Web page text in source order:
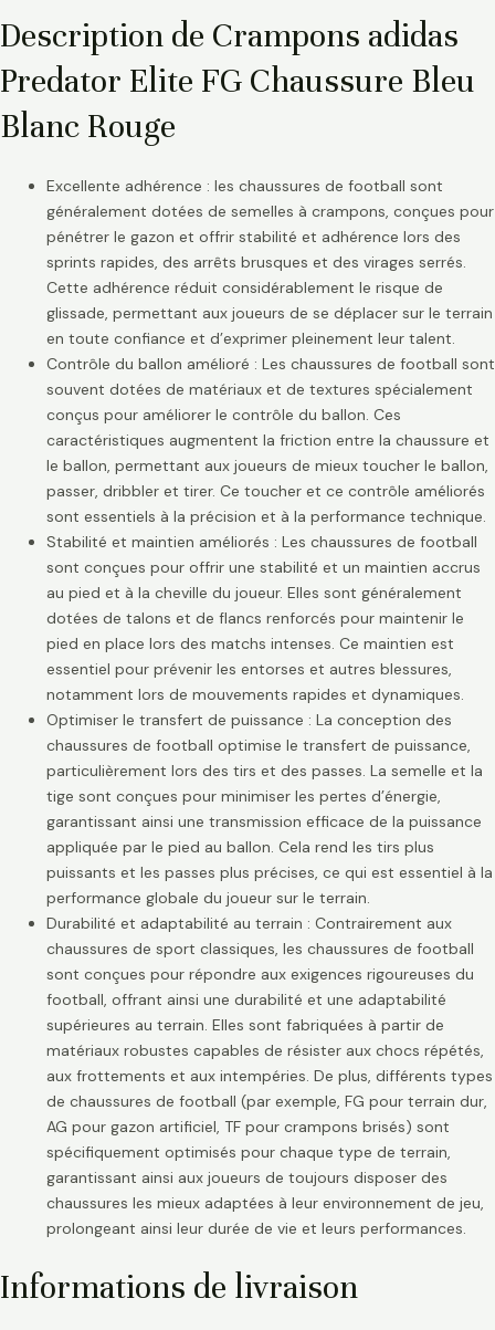
Description de Crampons adidas
Predator Elite FG Chaussure Bleu
Blanc Rouge
Excellente adhérence : les chaussures de football sont
généralement dotées de semelles à crampons, conçues pour
pénétrer le gazon et offrir stabilité et adhérence lors des
sprints rapides, des arrêts brusques et des virages serrés.
Cette adhérence réduit considérablement le risque de
glissade, permettant aux joueurs de se déplacer sur le terrain
en toute confiance et d’exprimer pleinement leur talent.
Contrôle du ballon amélioré : Les chaussures de football sont
souvent dotées de matériaux et de textures spécialement
conçus pour améliorer le contrôle du ballon. Ces
caractéristiques augmentent la friction entre la chaussure et
le ballon, permettant aux joueurs de mieux toucher le ballon,
passer, dribbler et tirer. Ce toucher et ce contrôle améliorés
sont essentiels à la précision et à la performance technique.
Stabilité et maintien améliorés : Les chaussures de football
sont conçues pour offrir une stabilité et un maintien accrus
au pied et à la cheville du joueur. Elles sont généralement
dotées de talons et de flancs renforcés pour maintenir le
pied en place lors des matchs intenses. Ce maintien est
essentiel pour prévenir les entorses et autres blessures,
notamment lors de mouvements rapides et dynamiques.
Optimiser le transfert de puissance : La conception des
chaussures de football optimise le transfert de puissance,
particulièrement lors des tirs et des passes. La semelle et la
tige sont conçues pour minimiser les pertes d’énergie,
garantissant ainsi une transmission efficace de la puissance
appliquée par le pied au ballon. Cela rend les tirs plus
puissants et les passes plus précises, ce qui est essentiel à la
performance globale du joueur sur le terrain.
Durabilité et adaptabilité au terrain : Contrairement aux
chaussures de sport classiques, les chaussures de football
sont conçues pour répondre aux exigences rigoureuses du
football, offrant ainsi une durabilité et une adaptabilité
supérieures au terrain. Elles sont fabriquées à partir de
matériaux robustes capables de résister aux chocs répétés,
aux frottements et aux intempéries. De plus, différents types
de chaussures de football (par exemple, FG pour terrain dur,
AG pour gazon artificiel, TF pour crampons brisés) sont
spécifiquement optimisés pour chaque type de terrain,
garantissant ainsi aux joueurs de toujours disposer des
chaussures les mieux adaptées à leur environnement de jeu,
prolongeant ainsi leur durée de vie et leurs performances.
Informations de livraison